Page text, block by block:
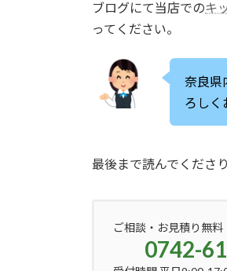
ブログにて当店でのキ
ってください。
奈良県
ろしく
最後まで読んでくださ
ご相談・お見積り無料
0742-